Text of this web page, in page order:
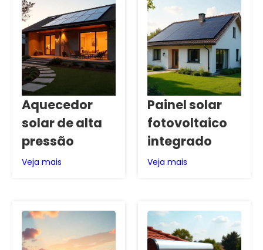
Aquecedor
solar de alta
pressão
Veja mais
Painel solar
fotovoltaico
integrado
Veja mais